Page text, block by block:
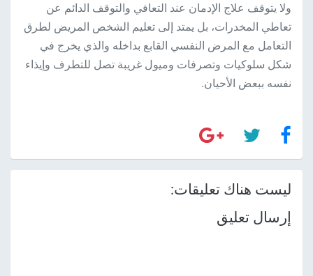
ولا يتوقف علاج الإدمان عند التعافي والتوقف الدائم عن
تعاطي المخدرات، بل يمتد إلى تعليم الشخص المريض لطرق
التعامل مع المرض النفسي القابع بداخله والذي يخرج في
شكل سلوكيات وتصرفات وميول غريبة تصل للتطرف وإيذاء
نفسه ببعض الأحيان.
ليست هناك تعليقات:
إرسال تعليق